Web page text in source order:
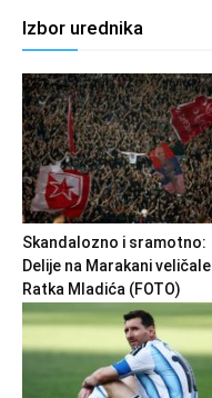
Izbor urednika
Skandalozno i sramotno:
Delije na Marakani veličale
Ratka Mladića (FOTO)